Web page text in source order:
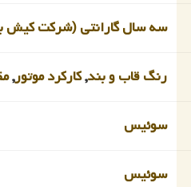
سه سال گارانتی (شرکت کیش
رنگ قاب و بند,کارکرد موتور,
سوئیس
سوئیس